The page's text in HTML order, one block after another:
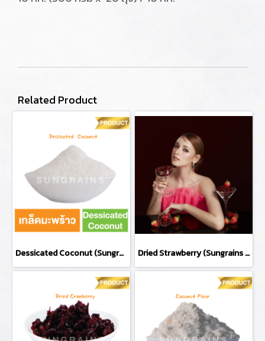
Related Product
Dessicated Coconut (Sungrains Brand) Dried Strawberry (Sungrains Brand)